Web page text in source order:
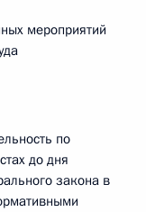
мероприятий
по
до дня
закона в